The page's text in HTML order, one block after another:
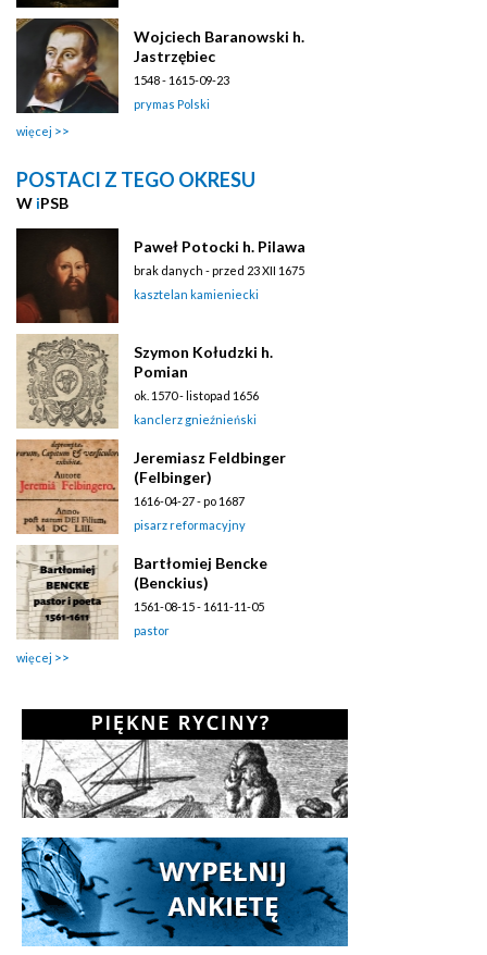
Wojciech Baranowski h.
Jastrzębiec
1548 - 1615-09-23
prymas Polski
więcej
POSTACI Z TEGO OKRESU
W iPSB
Paweł Potocki h. Pilawa
brak danych - przed 23 XII 1675
kasztelan kamieniecki
Szymon Kołudzki h.
Pomian
ok. 1570 - listopad 1656
kanclerz gnieźnieński
Jeremiasz Feldbinger
(Felbinger)
1616-04-27 - po 1687
pisarz reformacyjny
Bartłomiej Bencke
(Benckius)
1561-08-15 - 1611-11-05
pastor
więcej